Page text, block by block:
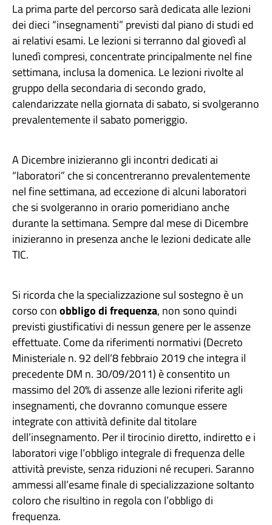
La prima parte del percorso sarà dedicata alle lezioni
dei dieci “insegnamenti” previsti dal piano di studi ed
ai relativi esami. Le lezioni si terranno dal giovedì al
lunedì compresi, concentrate principalmente nel fine
settimana, inclusa la domenica. Le lezioni rivolte al
gruppo della secondaria di secondo grado,
calendarizzate nella giornata di sabato, si svolgeranno
prevalentemente il sabato pomeriggio.
A Dicembre inizieranno gli incontri dedicati ai
“laboratori” che si concentreranno prevalentemente
nel fine settimana, ad eccezione di alcuni laboratori
che si svolgeranno in orario pomeridiano anche
durante la settimana. Sempre dal mese di Dicembre
inizieranno in presenza anche le lezioni dedicate alle
TIC.
Si ricorda che la specializzazione sul sostegno è un
corso conobbligo di frequenza, non sono quindi
previsti giustificativi di nessun genere per le assenze
effettuate. Come da riferimenti normativi (Decreto
Ministeriale n. 92 dell’8 febbraio 2019 che integra il
precedente DM n. 30/09/2011) è consentito un
massimo del 20% di assenze alle lezioni riferite agli
insegnamenti, che dovranno comunque essere
integrate con attività definite dal titolare
dell’insegnamento. Per il tirocinio diretto, indiretto e i
laboratori vige l’obbligo integrale di frequenza delle
attività previste, senza riduzioni né recuperi. Saranno
ammessi all’esame finale di specializzazione soltanto
coloro che risultino in regola con l’obbligo di
frequenza.